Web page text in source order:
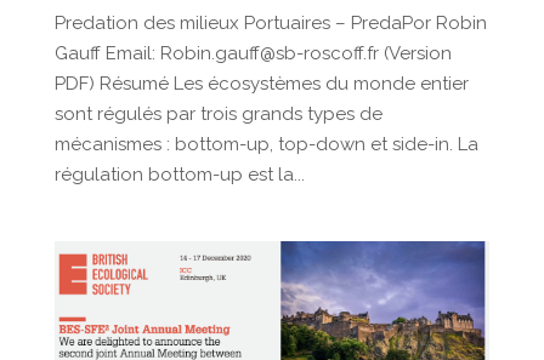
Predation des milieux Portuaires – PredaPor Robin
Gauff Email: Robin.gauff@sb-roscoff.fr (Version
PDF) Résumé Les écosystèmes du monde entier
sont régulés par trois grands types de
mécanismes : bottom-up, top-down et side-in. La
régulation bottom-up est la...